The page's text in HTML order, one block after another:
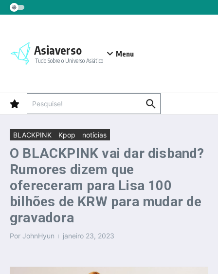
Ir para o conteúdo
Asiaverso
Tudo Sobre o Universo Asiático
Menu
BLACKPINK Kpop notícias
O BLACKPINK vai dar disband?
Rumores dizem que
ofereceram para Lisa 100
bilhões de KRW para mudar de
gravadora
Por JohnHyun janeiro 23, 2023